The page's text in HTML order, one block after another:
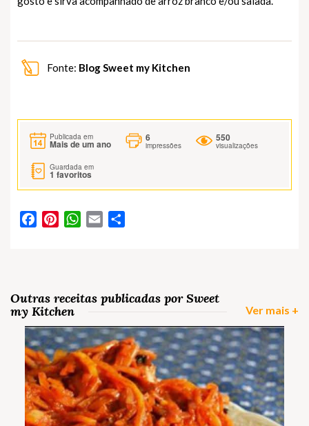
Fonte: Blog Sweet my Kitchen
Publicada em
Mais de um ano
6
impressões
550
visualizações
Guardada em
1 favoritos
FacebookPinterestWhatsApp
Email
Outras receitas publicadas por Sweet
my Kitchen
Ver mais +